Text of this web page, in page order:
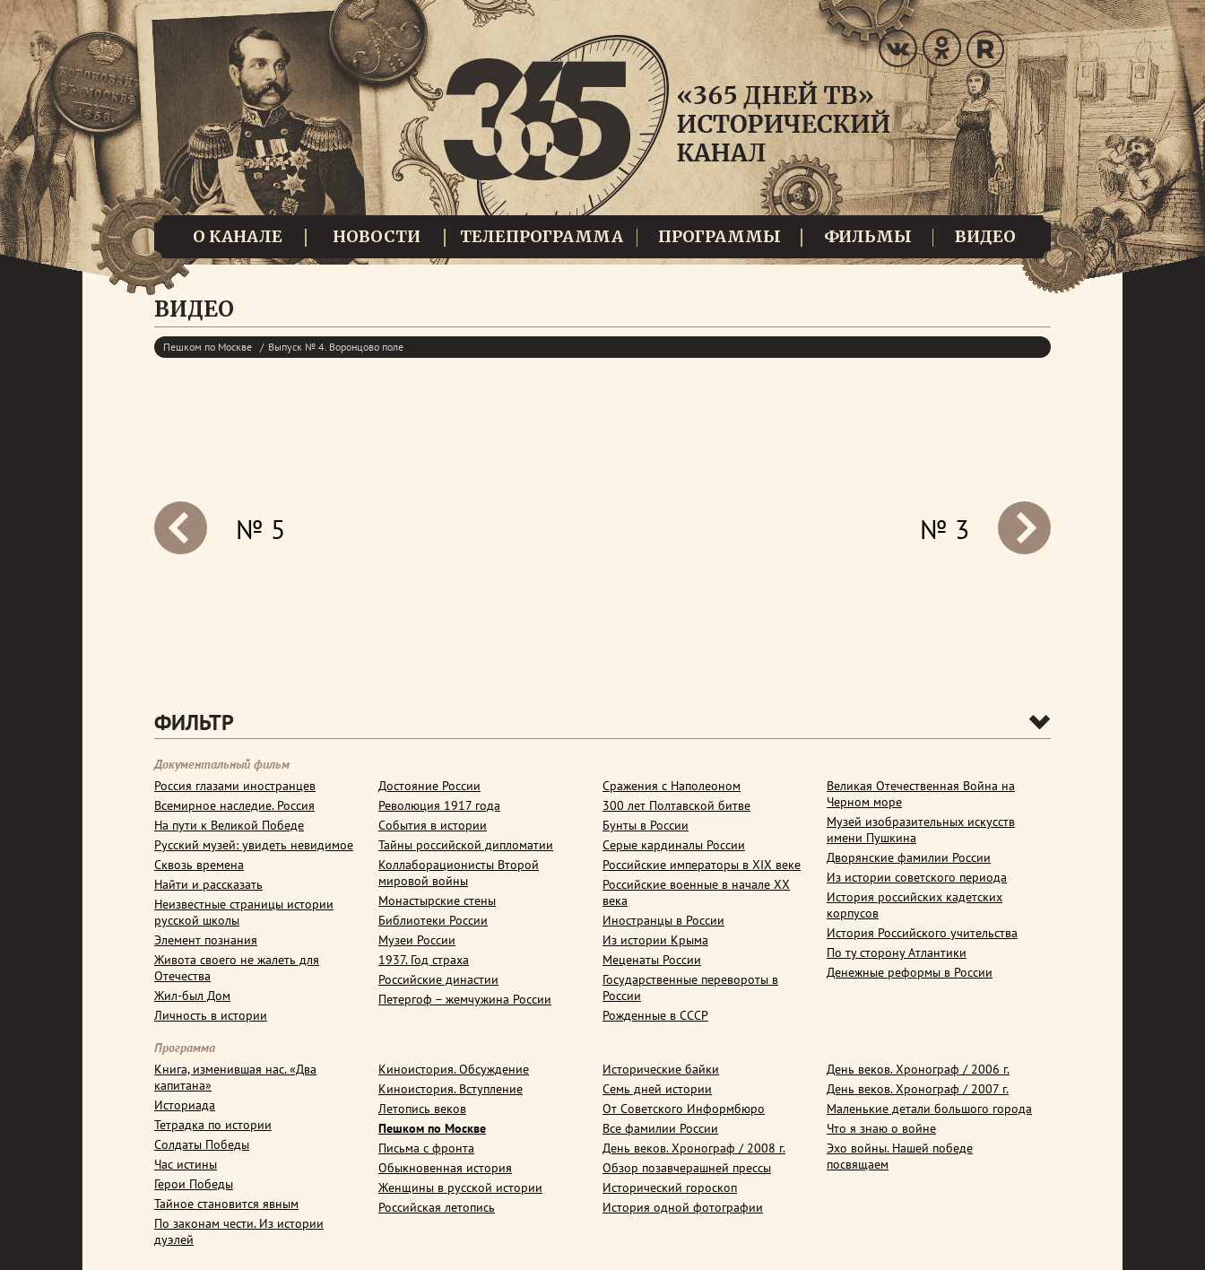
О КАНАЛЕ НОВОСТИ ТЕЛЕПРОГРАММА ПРОГРАММЫ ФИЛЬМЫ ВИДЕО
ВИДЕО
Пешком по Москве Выпуск № 4. Воронцово поле
№ 3
№ 5
ФИЛЬТР
Документальный фильм
Россия глазами иностранцев
Всемирное наследие. Россия
На пути к Великой Победе
Русский музей: увидеть невидимое
Сквозь времена
Найти и рассказать
Неизвестные страницы истории
русской школы
Элемент познания
Живота своего не жалеть для
Отечества
Жил-был Дом
Личность в истории
Достояние России
Революция 1917 года
События в истории
Тайны российской дипломатии
Коллаборационисты Второй
мировой войны
Монастырские стены
Библиотеки России
Музеи России
1937. Год страха
Российские династии
Петергоф – жемчужина России
Сражения с Наполеоном
300 лет Полтавской битве
Бунты в России
Серые кардиналы России
Российские императоры в XIX веке
Российские военные в начале ХХ
века
Иностранцы в России
Из истории Крыма
Меценаты России
Государственные перевороты в
России
Рожденные в СССР
Великая Отечественная Война на
Черном море
Музей изобразительных искусств
имени Пушкина
Дворянские фамилии России
Из истории советского периода
История российских кадетских
корпусов
История Российского учительства
По ту сторону Атлантики
Денежные реформы в России
Программа
Книга, изменившая нас. «Два
капитана»
Историада
Тетрадка по истории
Солдаты Победы
Час истины
Герои Победы
Тайное становится явным
По законам чести. Из истории
дуэлей
Киноистория. Обсуждение
Киноистория. Вступление
Летопись веков
Пешком по Москве
Письма с фронта
Обыкновенная история
Женщины в русской истории
Российская летопись
Исторические байки
Семь дней истории
От Советского Информбюро
Все фамилии России
День веков. Хронограф / 2008 г.
Обзор позавчерашней прессы
Исторический гороскоп
История одной фотографии
День веков. Хронограф / 2006 г.
День веков. Хронограф / 2007 г.
Маленькие детали большого города
Что я знаю о войне
Эхо войны. Нашей победе
посвящаем